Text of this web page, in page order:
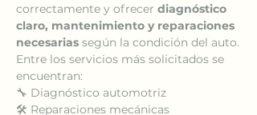
correctamente y ofrecer diagnóstico
claro, mantenimiento y reparaciones
necesarias según la condición del auto.
Entre los servicios más solicitados se
encuentran:
🔧 Diagnóstico automotriz
🛠 Reparaciones mecánicas